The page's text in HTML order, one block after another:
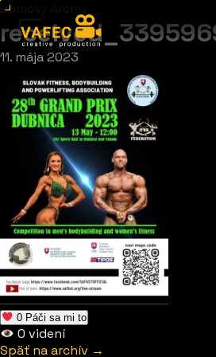
Domov Archív
11. mája 2023
0 Páči sa mi to
0 videní
Späť na archív →